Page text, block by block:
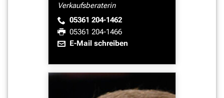
Verkaufsberaterin
05361 204-1462
05361 204-1466
E-Mail schreiben